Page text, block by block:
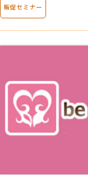
販促セミナー